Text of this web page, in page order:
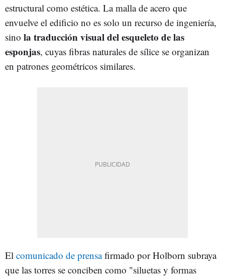
estructural como estética. La malla de acero que
envuelve el edificio no es solo un recurso de ingeniería,
sino la traducción visual del esqueleto de las
esponjas, cuyas fibras naturales de sílice se organizan
en patrones geométricos similares.
El comunicado de prensafirmado por Holborn subraya
que las torres se conciben como "siluetas y formas